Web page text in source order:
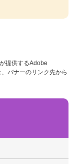
提供するAdobe
バナーのリンク先から